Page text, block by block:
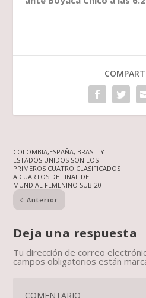
COLOMBIA,ESPAÑA, BRASIL Y
ESTADOS UNIDOS SON LOS
PRIMEROS CUATRO CLASIFICADOS
A CUARTOS DE FINAL DEL
MUNDIAL FEMENINO SUB-20
Anterior
Deja una respuesta
Tu dirección de correo
campos obligatorios están